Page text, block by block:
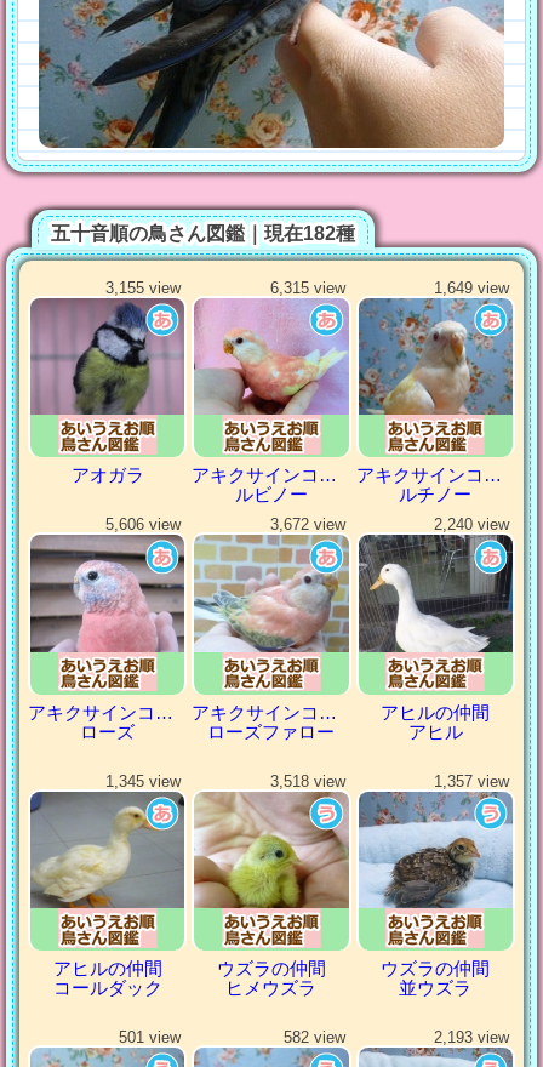
五十音順の鳥さん図鑑｜現在182種
3,155 view
アオガラ
6,315 view
アキクサインコ（秋草インコ）
ルビノー
1,649 view
アキクサインコ（秋草インコ）
ルチノー
5,606 view
アキクサインコ（秋草インコ）
ローズ
3,672 view
アキクサインコ（秋草インコ）
ローズファロー
2,240 view
アヒルの仲間
アヒル
1,345 view
アヒルの仲間
コールダック
3,518 view
ウズラの仲間
ヒメウズラ
1,357 view
ウズラの仲間
並ウズラ
501 view 582 view 2,193 view